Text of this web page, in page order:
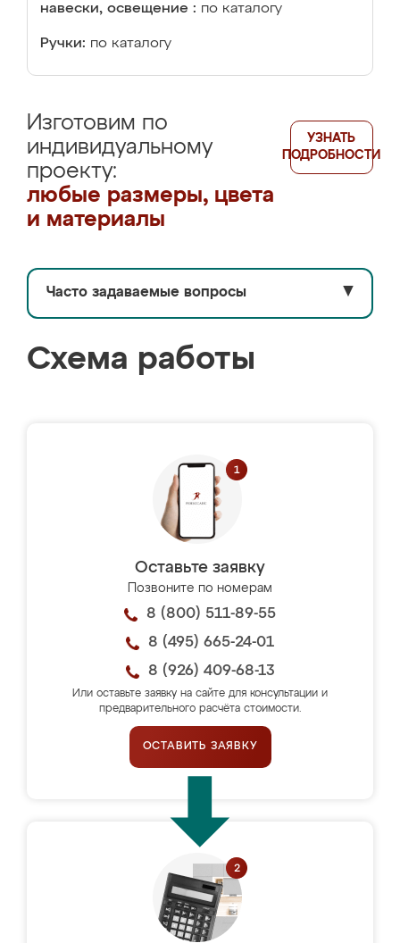
навески, освещение : по каталогу
Ручки: по каталогу
Изготовим по
индивидуальному
проекту:
любые размеры, цвета
и материалы
УЗНАТЬ
ПОДРОБНОСТИ
Часто задаваемые вопросы ▼
Схема работы
Оставьте заявку
Позвоните по номерам
8 (800) 511-89-55
8 (495) 665-24-01
8 (926) 409-68-13
Или оставьте заявку на сайте для консультации и
предварительного расчёта стоимости.
ОСТАВИТЬ ЗАЯВКУ